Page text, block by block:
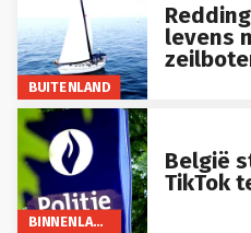
BUITENLAND
levens
BINNENLAND
België
TikTok